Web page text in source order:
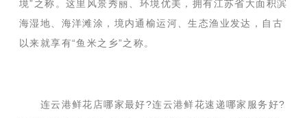
境”之称。这里风景秀丽、环境优美，拥有江苏省大面积滨
海湿地、海洋滩涂，境内通榆运河、生态渔业发达，自古
以来就享有“鱼米之乡”之称。
连云港鲜花店哪家最好?连云港鲜花速递哪家服务好?